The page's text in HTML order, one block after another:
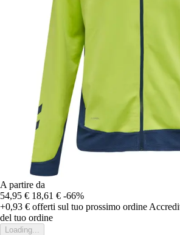
A partire da
54,95 € 18,61 € -66%
+0,93 € offerti sul tuo prossimo ordine
del tuo ordine
Loading...